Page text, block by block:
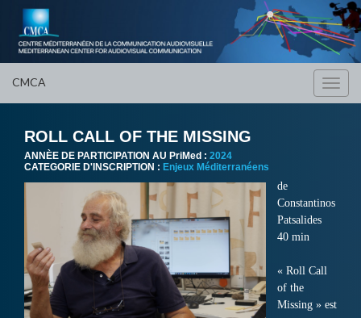
CMCA
ROLL CALL OF THE MISSING
ANNÈE DE PARTICIPATION AU PriMed : 2024
CATEGORIE D'INSCRIPTION : Enjeux Méditerranéens
de
Constantinos
Patsalides
40 min
« Roll Call
of the
Missing » est